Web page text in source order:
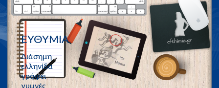
ΕΥΘΥΜΙΑ
Διάσημη
ελληνίδα
γράφει
γυμνές